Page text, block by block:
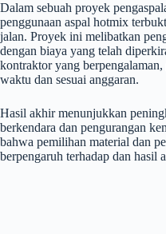
Dalam sebuah proyek
penggunaan aspal hotmix
jalan. Proyek ini melibatkan
dengan biaya yang telah
kontraktor yang
waktu dan sesuai anggaran.
Hasil akhir menunjukkan
berkendara dan pengurangan
bahwa pemilihan material dan
berpengaruh terhadap dan hasil